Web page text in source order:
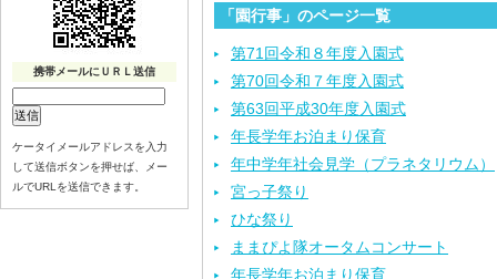
「園行事」のページ一覧
第71回令和８年度入園式
第70回令和７年度入園式
第63回平成30年度入園式
年長学年お泊まり保育
年中学年社会見学（プラネタリウム）
宮っ子祭り
ひな祭り
ままぴよ隊オータムコンサート
年長学年お泊まり保育
携帯メールにＵＲＬ送信
ケータイメールアドレスを入力
して送信ボタンを押せば、メー
ルでURLを送信できます。